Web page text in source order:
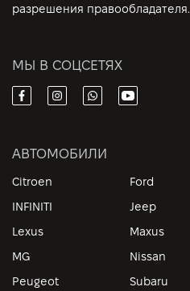
разрешения правообладателя.
МЫ В СОЦСЕТЯХ
АВТОМОБИЛИ
Citroen Ford
INFINITI
Jeep
Lexus
Maxus
MG
Nissan
Peugeot
Subaru